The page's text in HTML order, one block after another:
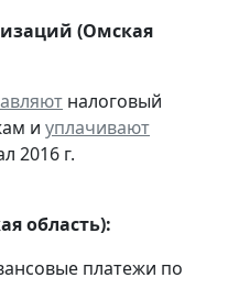
(Омская
налоговый
и уплачивают
2016 г.
область):
платежи по